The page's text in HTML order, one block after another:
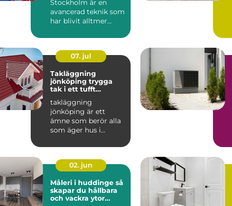
Stockholm är en
avancerad teknik som
har blivit alltmer
07. jul
Takläggning
jönköping trygga
tak i ett tufft
takläggning
jönköping är ett
ämne som berör alla
som äger hus i
Taket är huset...
02. jun
Måleri i huddinge så
skapar du hållbara
och vackra ytor